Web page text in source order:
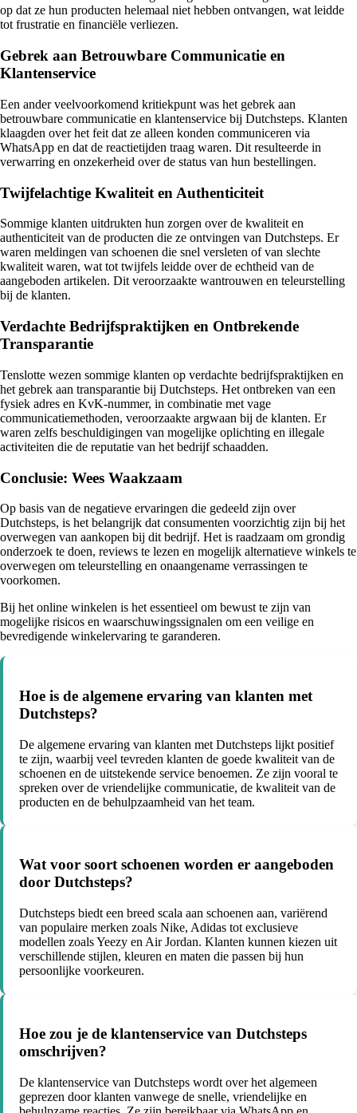
op dat ze hun producten helemaal niet hebben ontvangen, wat leidde
tot frustratie en financiële verliezen.
Gebrek aan Betrouwbare Communicatie en
Klantenservice
Een ander veelvoorkomend kritiekpunt was het gebrek aan
betrouwbare communicatie en klantenservice bij Dutchsteps. Klanten
klaagden over het feit dat ze alleen konden communiceren via
WhatsApp en dat de reactietijden traag waren. Dit resulteerde in
verwarring en onzekerheid over de status van hun bestellingen.
Twijfelachtige Kwaliteit en Authenticiteit
Sommige klanten uitdrukten hun zorgen over de kwaliteit en
authenticiteit van de producten die ze ontvingen van Dutchsteps. Er
waren meldingen van schoenen die snel versleten of van slechte
kwaliteit waren, wat tot twijfels leidde over de echtheid van de
aangeboden artikelen. Dit veroorzaakte wantrouwen en teleurstelling
bij de klanten.
Verdachte Bedrijfspraktijken en Ontbrekende
Transparantie
Tenslotte wezen sommige klanten op verdachte bedrijfspraktijken en
het gebrek aan transparantie bij Dutchsteps. Het ontbreken van een
fysiek adres en KvK-nummer, in combinatie met vage
communicatiemethoden, veroorzaakte argwaan bij de klanten. Er
waren zelfs beschuldigingen van mogelijke oplichting en illegale
activiteiten die de reputatie van het bedrijf schaadden.
Conclusie: Wees Waakzaam
Op basis van de negatieve ervaringen die gedeeld zijn over
Dutchsteps, is het belangrijk dat consumenten voorzichtig zijn bij het
overwegen van aankopen bij dit bedrijf. Het is raadzaam om grondig
onderzoek te doen, reviews te lezen en mogelijk alternatieve winkels te
overwegen om teleurstelling en onaangename verrassingen te
voorkomen.
Bij het online winkelen is het essentieel om bewust te zijn van
mogelijke risicos en waarschuwingssignalen om een veilige en
bevredigende winkelervaring te garanderen.
Hoe is de algemene ervaring van klanten met
Dutchsteps?
De algemene ervaring van klanten met Dutchsteps lijkt positief
te zijn, waarbij veel tevreden klanten de goede kwaliteit van de
schoenen en de uitstekende service benoemen. Ze zijn vooral te
spreken over de vriendelijke communicatie, de kwaliteit van de
producten en de behulpzaamheid van het team.
Wat voor soort schoenen worden er aangeboden
door Dutchsteps?
Dutchsteps biedt een breed scala aan schoenen aan, variërend
van populaire merken zoals Nike, Adidas tot exclusieve
modellen zoals Yeezy en Air Jordan. Klanten kunnen kiezen uit
verschillende stijlen, kleuren en maten die passen bij hun
persoonlijke voorkeuren.
Hoe zou je de klantenservice van Dutchsteps
omschrijven?
De klantenservice van Dutchsteps wordt over het algemeen
geprezen door klanten vanwege de snelle, vriendelijke en